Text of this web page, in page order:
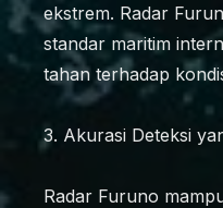
ekstrem. Radar
standar maritim
tahan terhadap
3. Akurasi Deteksi
Radar Furuno